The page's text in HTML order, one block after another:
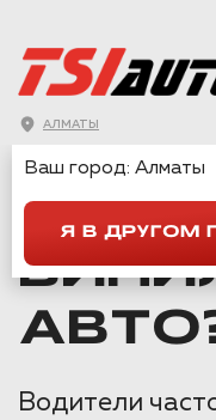
АЛМАТЫ
ГЛАВНАЯ → СТАТЬИ →
Водители
Ваш город: Алматы
Я В ДРУГОМ